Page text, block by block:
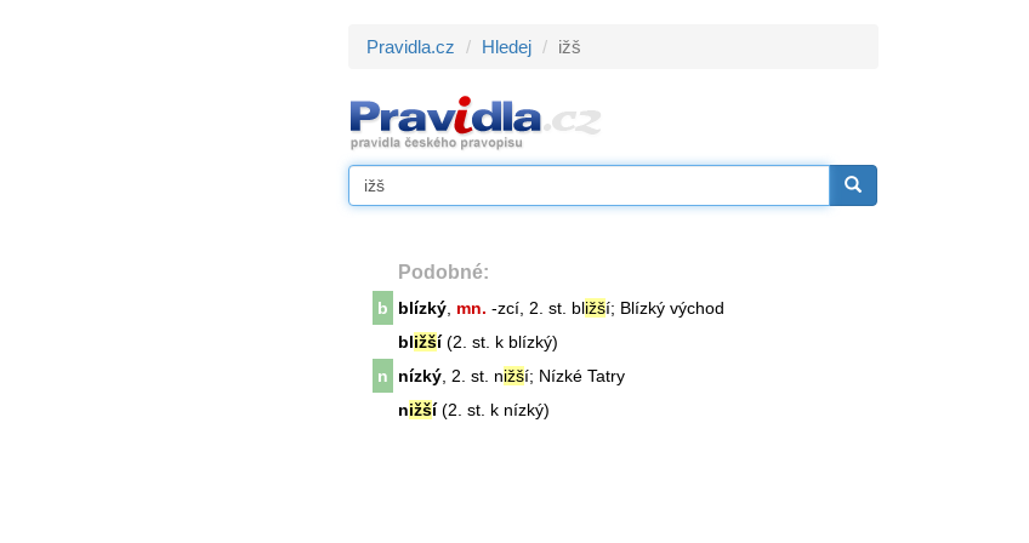
Pravidla.cz Hledej ižš
Podobné:
b blízký mn. -zcí, 2. st. bližší; Blízký východ
bližší(2. st. k blízký)
n
nízký , 2. st. nižší; Nízké Tatry
nižší(2. st. k nízký)